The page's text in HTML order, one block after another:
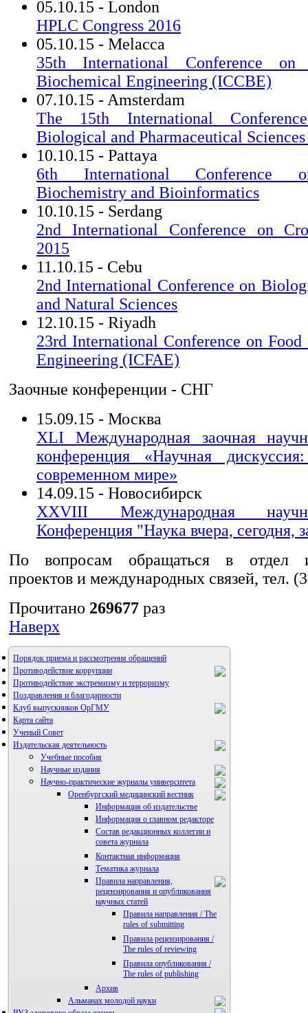
05.10.15 - London
HPLC Congress 2016
05.10.15 - Melacca
35th International Conference on
Biochemical Engineering (ICCBE)
07.10.15 - Amsterdam
The 15th International
Biological and Pharmaceutical
10.10.15 - Pattaya
6th International Conference
Biochemistry and Bioinformatics
10.10.15 - Serdang
2nd International Conference on
2015
11.10.15 - Cebu
2nd International Conference on
and Natural Sciences
12.10.15 - Riyadh
23rd International Conference on
Engineering (ICFAE)
Заочные конференции - СНГ
15.09.15 - Москва
XLI Международная заочная
конференция «Научная
современном мире»
14.09.15 - Новосибирск
XXVIII Международная научно-
Конференция "Наука вчера, сегодня,
По вопросам обращаться в отдел
проектов и международных связей, тел.
Прочитано 269677 раз
Наверх
Порядок приема и рассмотрения обращений
Противодействие коррупции
Противодействие экстремизму и терроризму
Поздравления и благодарности
Клуб выпускников ОрГМУ
Карта сайта
Ученый Совет
Издательская деятельность
Учебные пособия
Научные издания
Научно-практические журналы университета
Оренбургский медицинский вестник
Информация об издательстве
Информация о главном редакторе
Состав редакционных коллегии и
совета журнала
Контактная информация
Тематика журнала
Правила направления,
рецензирования и опубликования
научных статей
Правила направления / The
rules of submitting
Правила рецензирования /
The rules of reviewing
Правила опубликования /
The rules of publishing
Архив
Альманах молодой науки